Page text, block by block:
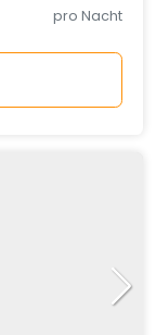
pro Nacht